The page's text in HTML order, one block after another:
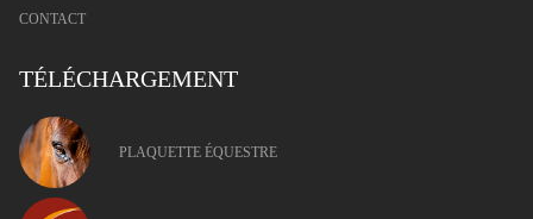
CONTACT
TÉLÉCHARGEMENT
PLAQUETTE ÉQUESTRE